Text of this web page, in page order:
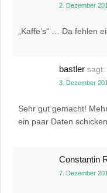
2. Dezember
„Kaffe’s“ … Da fehlen
bastler sagt:
3. Dezember
Sehr gut gemacht!
ein paar Daten
Constantin
7. Dezember